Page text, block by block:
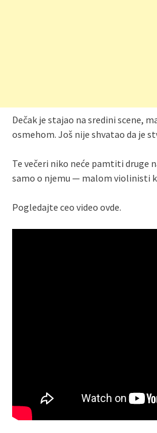
Dečak je stajao na sredini scene,
osmehom. Još nije shvatao da je
Te večeri niko neće pamtiti druge
samo o njemu — malom violinisti
Pogledajte ceo video ovde.